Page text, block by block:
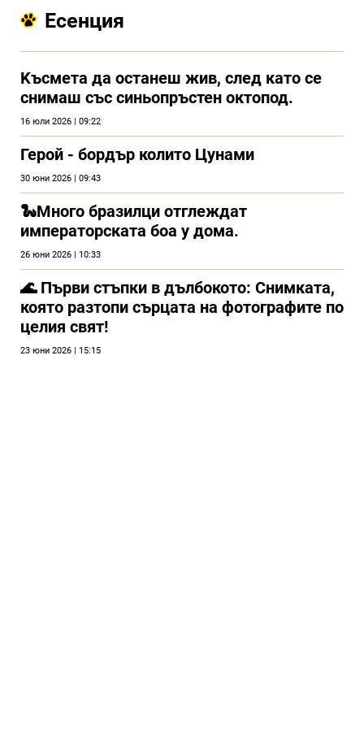
Есенция
Kъсмета да останеш жив, след като се
снимаш със синьопръстен октопод.
16 юли 2026 | 09:22
Герой - бордър колито Цунами
30 юни 2026 | 09:43
🐍Много бразилци отглеждат
императорската боа у дома.
26 юни 2026 | 10:33
🌊 Първи стъпки в дълбокото: Снимката,
която разтопи сърцата на фотографите по
целия свят!
23 юни 2026 | 15:15